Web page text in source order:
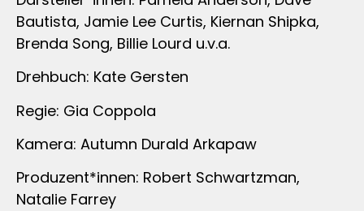
Bautista, Jamie Lee Curtis, Kiernan Shipka,
Brenda Song, Billie Lourd u.v.a.
Drehbuch: Kate Gersten
Regie: Gia Coppola
Kamera: Autumn Durald Arkapaw
Produzent*innen: Robert Schwartzman,
Natalie Farrey